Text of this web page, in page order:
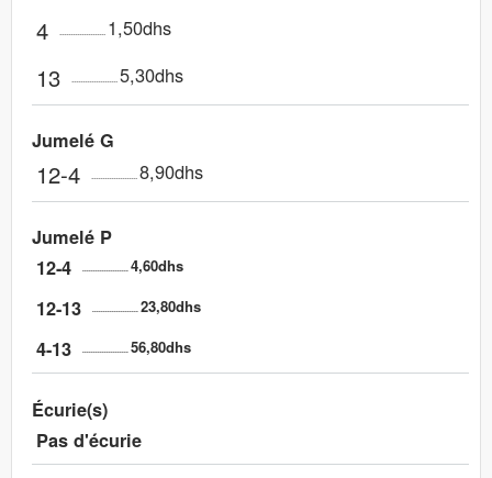
4 1,50dhs
13 5,30dhs
Jumelé G
12-4 8,90dhs
Jumelé P
12-4
4,60dhs
12-13 23,80dhs
4-13 56,80dhs
Écurie(s)
Pas d'écurie